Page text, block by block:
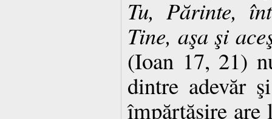
Tu, Părinte,
Tine, aşa şi
(Ioan 17, 21)
dintre adevăr
împărtăşire